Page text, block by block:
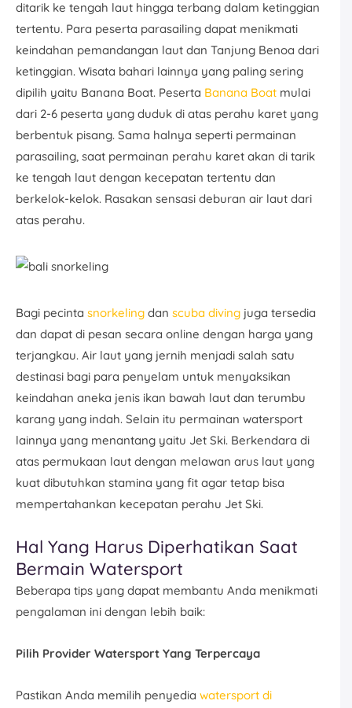
ditarik ke tengah laut hingga terbang dalam ketinggian
tertentu. Para peserta parasailing dapat menikmati
keindahan pemandangan laut dan Tanjung Benoa dari
ketinggian. Wisata bahari lainnya yang paling sering
dipilih yaitu Banana Boat. Peserta Banana Boat mulai
dari 2-6 peserta yang duduk di atas perahu karet yang
berbentuk pisang. Sama halnya seperti permainan
parasailing, saat permainan perahu karet akan di tarik
ke tengah laut dengan kecepatan tertentu dan
berkelok-kelok. Rasakan sensasi deburan air laut dari
atas perahu.
Bagi pecinta snorkeling dan scuba diving juga tersedia
dan dapat di pesan secara online dengan harga yang
terjangkau. Air laut yang jernih menjadi salah satu
destinasi bagi para penyelam untuk menyaksikan
keindahan aneka jenis ikan bawah laut dan terumbu
karang yang indah. Selain itu permainan watersport
lainnya yang menantang yaitu Jet Ski. Berkendara di
atas permukaan laut dengan melawan arus laut yang
kuat dibutuhkan stamina yang fit agar tetap bisa
mempertahankan kecepatan perahu Jet Ski.
Hal Yang Harus Diperhatikan Saat
Bermain Watersport
Beberapa tips yang dapat membantu Anda menikmati
pengalaman ini dengan lebih baik:
Pilih Provider Watersport Yang Terpercaya
Pastikan Anda memilih penyedia watersport di